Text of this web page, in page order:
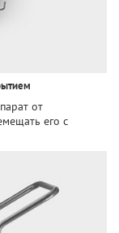
от
его с